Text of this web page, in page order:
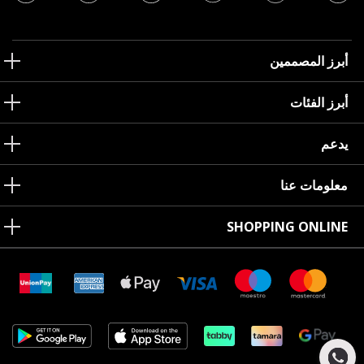
أبرز المصممين
أبرز الفئات
يدعم
معلومات عنا
SHOPPING ONLINE